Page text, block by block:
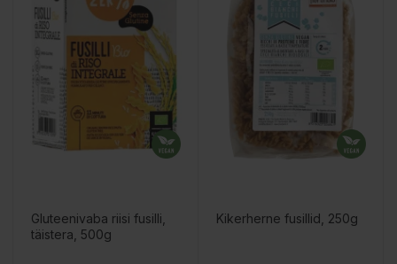
Gluteenivaba riisi fusilli,
täistera, 500g
Kikerherne fusillid, 250g